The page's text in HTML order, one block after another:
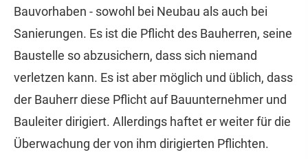
Bauvorhaben - sowohl bei Neubau als auch bei
Sanierungen. Es ist die Pflicht des Bauherren, seine
Baustelle so abzusichern, dass sich niemand
verletzen kann. Es ist aber möglich und üblich, dass
der Bauherr diese Pflicht auf Bauunternehmer und
Bauleiter dirigiert. Allerdings haftet er weiter für die
Überwachung der von ihm dirigierten Pflichten.